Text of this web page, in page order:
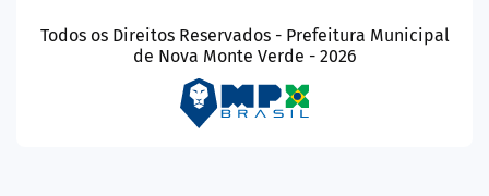
Todos os Direitos Reservados - Prefeitura Municipal
de Nova Monte Verde - 2026